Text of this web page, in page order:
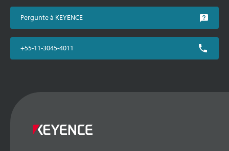
Pergunte à KEYENCE
+55-11-3045-4011